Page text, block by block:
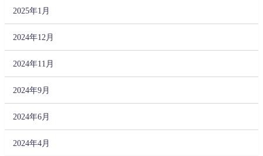
2025年1月
2024年12月
2024年11月
2024年9月
2024年6月
2024年4月